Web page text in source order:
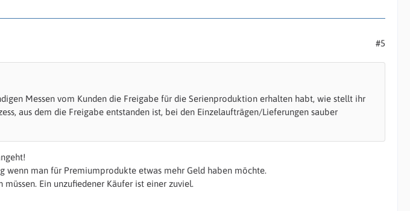
#5
Messen vom Kunden die Freigabe für die Serienproduktion erhalten habt, wie stellt ihr
aus dem die Freigabe entstanden ist, bei den Einzelaufträgen/Lieferungen sauber
wenn man für Premiumprodukte etwas mehr Geld haben möchte.
Ein unzufiedener Käufer ist einer zuviel.